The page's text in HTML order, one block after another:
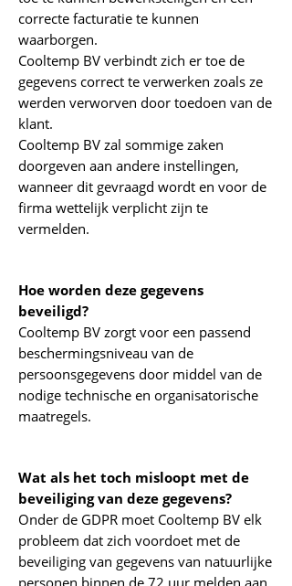
correcte facturatie te kunnen
waarborgen.
Cooltemp BV verbindt zich er toe de
gegevens correct te verwerken zoals ze
werden verworven door toedoen van de
klant.
Cooltemp BV zal sommige zaken
doorgeven aan andere instellingen,
wanneer dit gevraagd wordt en voor de
firma wettelijk verplicht zijn te
vermelden.
Hoe worden deze gegevens
beveiligd?
Cooltemp BV zorgt voor een passend
beschermingsniveau van de
persoonsgegevens door middel van de
nodige technische en organisatorische
maatregels.
Wat als het toch misloopt met de
beveiliging van deze gegevens?
Onder de GDPR moet Cooltemp BV elk
probleem dat zich voordoet met de
beveiliging van gegevens van natuurlijke
personen binnen de 72 uur melden aan